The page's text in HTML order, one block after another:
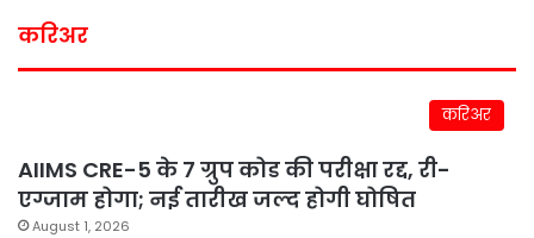
करिअर
करिअर
AIIMS CRE-5 के 7 ग्रुप कोड की परीक्षा रद्द, री-
एग्जाम होगा; नई तारीख जल्द होगी घोषित
August 1, 2026